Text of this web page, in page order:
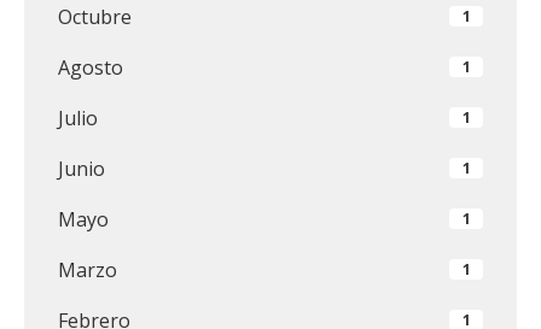
Octubre 1
Agosto 1
Julio 1
Junio 1
Mayo 1
Marzo 1
Febrero 1